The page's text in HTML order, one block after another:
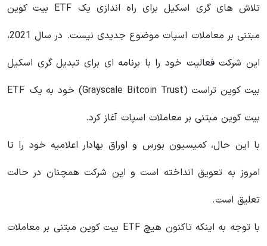
تلاش‌ های گری اسکیل برای راه‌ اندازی یک ETF بیت‌ کوین
مبتنی بر معاملات اسپات موضوع جدیدی نیست. در سال 2021،
این شرکت فعالیت خود را با برنامه ای برای تبدیل گری اسکیل
بیت کوین تراست (Grayscale Bitcoin Trust) خود به یک ETF
بیت کوین مبتنی بر معاملات اسپات آغاز کرد.
با این حال، کمیسیون بورس و اوراق بهادار اعلامیه خود را تا
امروز به تعویق انداخته است و این شرکت همچنان در حالت
تعلیق است.
با توجه به اینکه تاکنون هیچ ETF بیت کوین مبتنی بر معاملات